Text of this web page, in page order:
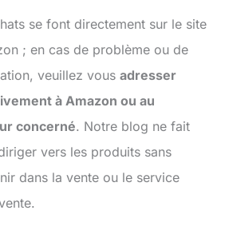
se font directement sur le site
; en cas de problème ou de
veuillez vousadresser
à Amazon ou au
concerné. Notre blog ne fait
vers les produits sans
dans la vente ou le service